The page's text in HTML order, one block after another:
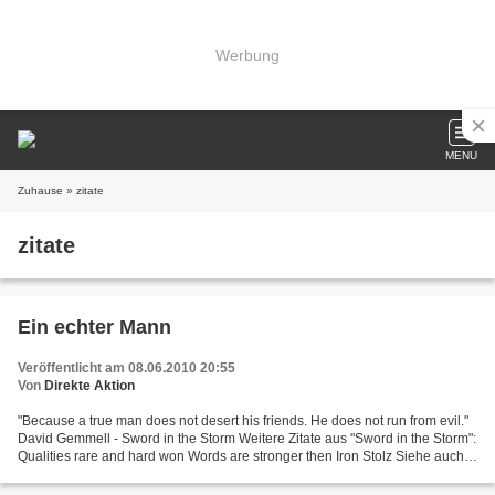
Werbung
MENU
Zuhause » zitate
zitate
Ein echter Mann
Veröffentlicht am 08.06.2010 20:55
Von Direkte Aktion
"Because a true man does not desert his friends. He does not run from evil."
David Gemmell - Sword in the Storm Weitere Zitate aus "Sword in the Storm":
Qualities rare and hard won Words are stronger then Iron Stolz Siehe auch